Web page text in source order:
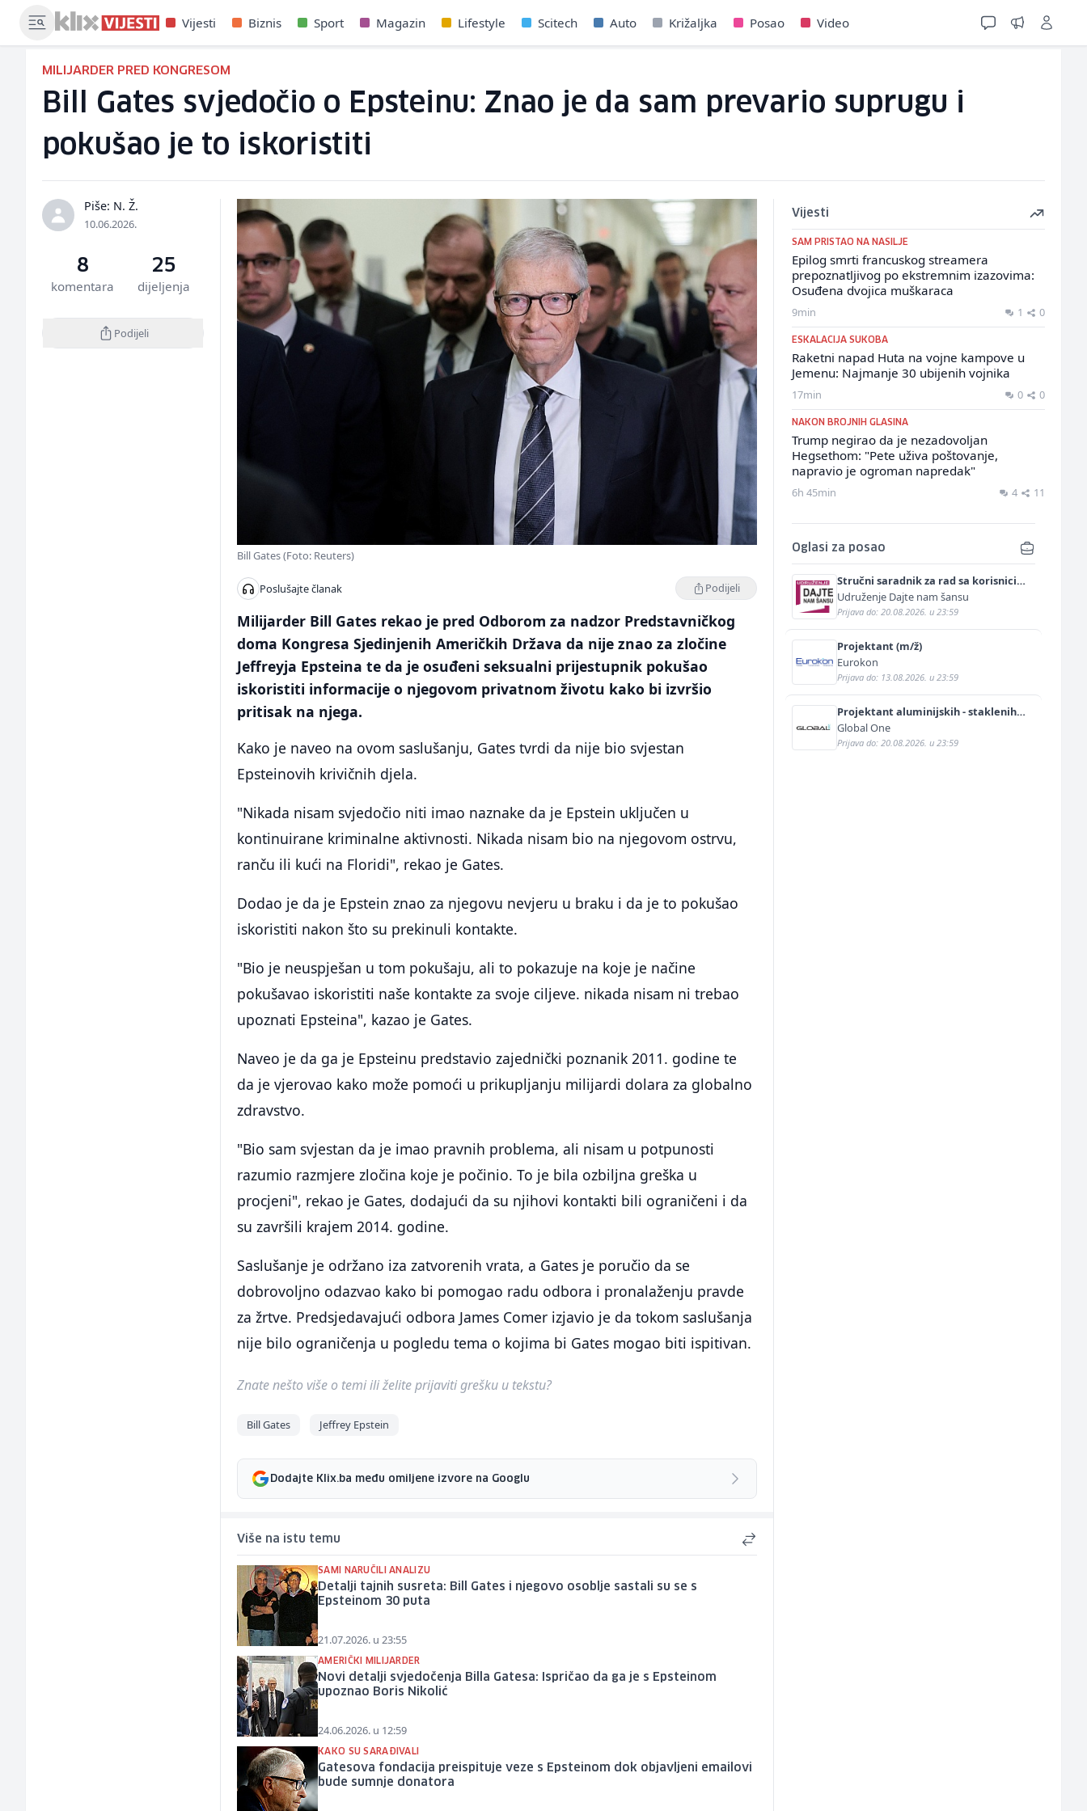
Vijesti Biznis Sport Magazin Lifestyle Scitech Auto Križaljka Posao Video
MILIJARDER PRED KONGRESOM
Bill Gates svjedočio o Epsteinu: Znao je da sam prevario suprugu i
pokušao je to iskoristiti
Piše: N. Ž.
10.06.2026.
8
komentara
25
dijeljenja
Podijeli
Bill Gates (Foto: Reuters)
Poslušajte članak Podijeli
Milijarder Bill Gates rekao je pred Odborom za nadzor Predstavničkog
doma Kongresa Sjedinjenih Američkih Država da nije znao za zločine
Jeffreyja Epsteina te da je osuđeni seksualni prijestupnik pokušao
iskoristiti informacije o njegovom privatnom životu kako bi izvršio
pritisak na njega.
Kako je naveo na ovom saslušanju, Gates tvrdi da nije bio svjestan
Epsteinovih krivičnih djela.
"Nikada nisam svjedočio niti imao naznake da je Epstein uključen u
kontinuirane kriminalne aktivnosti. Nikada nisam bio na njegovom ostrvu,
ranču ili kući na Floridi", rekao je Gates.
Dodao je da je Epstein znao za njegovu nevjeru u braku i da je to pokušao
iskoristiti nakon što su prekinuli kontakte.
"Bio je neuspješan u tom pokušaju, ali to pokazuje na koje je načine
pokušavao iskoristiti naše kontakte za svoje ciljeve. nikada nisam ni trebao
upoznati Epsteina", kazao je Gates.
Naveo je da ga je Epsteinu predstavio zajednički poznanik 2011. godine te
da je vjerovao kako može pomoći u prikupljanju milijardi dolara za globalno
zdravstvo.
"Bio sam svjestan da je imao pravnih problema, ali nisam u potpunosti
razumio razmjere zločina koje je počinio. To je bila ozbiljna greška u
procjeni", rekao je Gates, dodajući da su njihovi kontakti bili ograničeni i da
su završili krajem 2014. godine.
Saslušanje je održano iza zatvorenih vrata, a Gates je poručio da se
dobrovoljno odazvao kako bi pomogao radu odbora i pronalaženju pravde
za žrtve. Predsjedavajući odbora James Comer izjavio je da tokom saslušanja
nije bilo ograničenja u pogledu tema o kojima bi Gates mogao biti ispitivan.
Znate nešto više o temi ili želite prijaviti grešku u tekstu?
Bill Gates Jeffrey Epstein
Dodajte Klix.ba među omiljene izvore na Googlu
Više na istu temu
SAMI NARUČILI ANALIZU
Detalji tajnih susreta: Bill Gates i njegovo osoblje sastali su se s
Epsteinom 30 puta
21.07.2026. u 23:55
AMERIČKI MILIJARDER
Novi detalji svjedočenja Billa Gatesa: Ispričao da ga je s Epsteinom
upoznao Boris Nikolić
24.06.2026. u 12:59
KAKO SU SARAĐIVALI
Gatesova fondacija preispituje veze s Epsteinom dok objavljeni emailovi
bude sumnje donatora
Vijesti
SAM PRISTAO NA NASILJE
Epilog smrti francuskog streamera
prepoznatljivog po ekstremnim izazovima:
Osuđena dvojica muškaraca
9min 1 0
ESKALACIJA SUKOBA
Raketni napad Huta na vojne kampove u
Jemenu: Najmanje 30 ubijenih vojnika
17min 0 0
NAKON BROJNIH GLASINA
Trump negirao da je nezadovoljan
Hegsethom: "Pete uživa poštovanje,
napravio je ogroman napredak"
6h 45min 4 11
Oglasi za posao
Stručni saradnik za rad sa korisnicima
(m/ž)
Udruženje Dajte nam šansu
Prijava do: 20.08.2026. u 23:59
Projektant (m/ž)
Eurokon
Prijava do: 13.08.2026. u 23:59
Projektant aluminijskih - staklenih
fasada (m/ž)
Global One
Prijava do: 20.08.2026. u 23:59